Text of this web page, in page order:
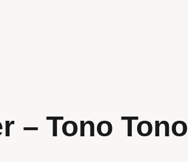
– Tono Tono